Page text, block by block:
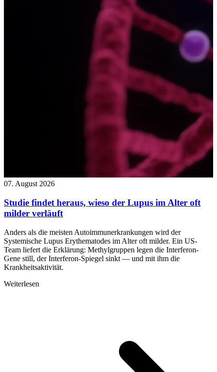
07. August 2026
Studie findet heraus, wieso der Lupus im Alter oft
milder verläuft
Anders als die meisten Autoimmunerkrankungen wird der
Systemische Lupus Erythematodes im Alter oft milder. Ein US-
Team liefert die Erklärung: Methylgruppen legen die Interferon-
Gene still, der Interferon-Spiegel sinkt — und mit ihm die
Krankheitsaktivität.
Weiterlesen